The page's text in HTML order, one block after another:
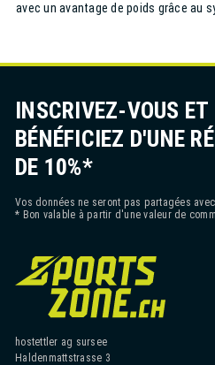
avec un avantage de poids grâce au
INSCRIVEZ-VOUS ET
BÉNÉFICIEZ D'UNE
DE 10%*
Vos données ne seront pas partagées
* Bon valable à partir d'une valeur de
hostettler ag sursee
Haldenmattstrasse 3